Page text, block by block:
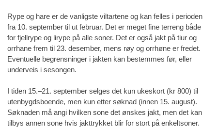
Rype og hare er de vanligste viltartene og kan felles i perioden
fra 10. september til ut februar. Det er meget fine terreng både
for fjellrype og lirype på alle soner. Det er også jakt på tiur og
orrhane frem til 23. desember, mens røy og orrhøne er fredet.
Eventuelle begrensninger i jakten kan bestemmes før, eller
underveis i sesongen.
I tiden 15.–21. september selges det kun ukeskort (kr 800) til
utenbygdsboende, men kun etter søknad (innen 15. august).
Søknaden må angi hvilken sone det ønskes jakt, men det kan
tilbys annen sone hvis jakttrykket blir for stort på enkeltsoner.